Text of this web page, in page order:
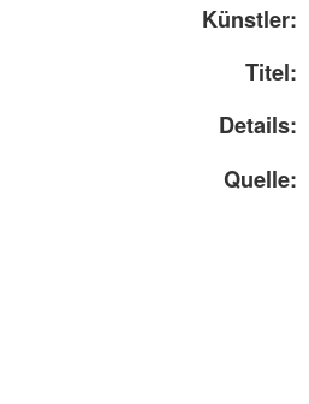
Künstler:
Titel:
Details:
Quelle: